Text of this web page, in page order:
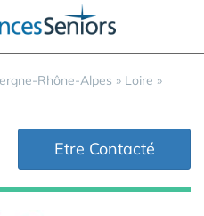
Rhône-Alpes » Loire »
Etre Contacté